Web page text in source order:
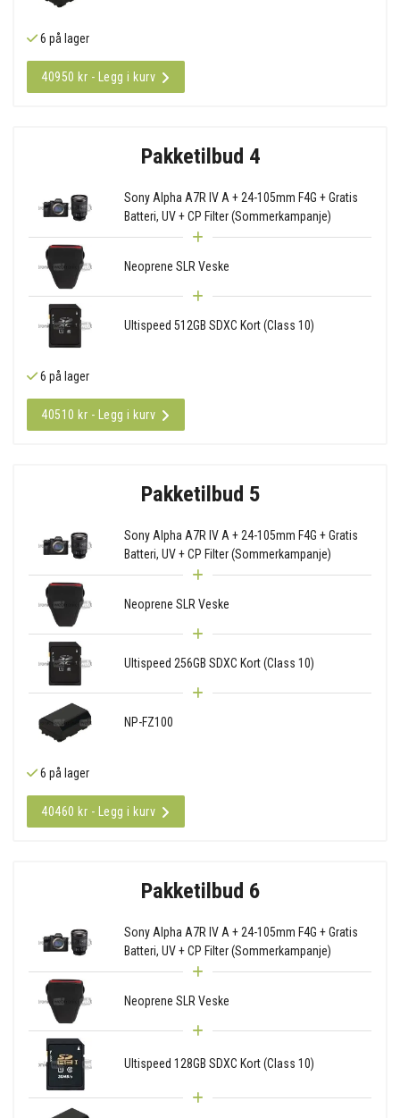
6 på lager
40950 kr - Legg i kurv
Pakketilbud 4
Sony Alpha A7R IV A + 24-105mm F4G + Gratis
Batteri, UV + CP Filter (Sommerkampanje)
Neoprene SLR Veske
Ultispeed 512GB SDXC Kort (Class 10)
6 på lager
40510 kr - Legg i kurv
Pakketilbud 5
Sony Alpha A7R IV A + 24-105mm F4G + Gratis
Batteri, UV + CP Filter (Sommerkampanje)
Neoprene SLR Veske
Ultispeed 256GB SDXC Kort (Class 10)
NP-FZ100
6 på lager
40460 kr - Legg i kurv
Pakketilbud 6
Sony Alpha A7R IV A + 24-105mm F4G + Gratis
Batteri, UV + CP Filter (Sommerkampanje)
Neoprene SLR Veske
Ultispeed 128GB SDXC Kort (Class 10)